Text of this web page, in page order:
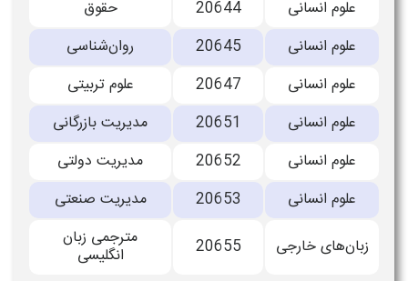
ﻋﻠﻮم اﻧﺴﺎﻧﻰ 20644
ﺣﻘﻮق
ﻋﻠﻮم اﻧﺴﺎﻧﻰ
20645
روانﺷﻨﺎﺳﻰ
ﻋﻠﻮم اﻧﺴﺎﻧﻰ
20647
ﻋﻠﻮم ﺗﺮﺑﻴﺘﻰ
ﻋﻠﻮم اﻧﺴﺎﻧﻰ
20651
ﻣﺪﻳﺮﻳﺖ ﺑﺎزرﮔﺎﻧﻰ
ﻋﻠﻮم اﻧﺴﺎﻧﻰ
20652
ﻣﺪﻳﺮﻳﺖ دوﻟﺘﻰ
ﻋﻠﻮم اﻧﺴﺎﻧﻰ
20653
ﻣﺪﻳﺮﻳﺖ ﺻﻨﻌﺘﻰ
زﺑﺎنﻫﺎی ﺧﺎرﺟﻰ
20655 ﻣﺘﺮﺟﻤﻰ زﺑﺎن
اﻧﮕﻠﻴﺴﻰ